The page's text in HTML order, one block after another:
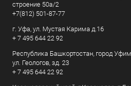
строение 50а/2
+7(812) 501-87-77
г. Уфа, ул. Мустая Карима д.16
+ 7 495 644 22 92
Республика Башкортостан, город
ул. Геологов, зд. 23
+ 7 495 644 22 92